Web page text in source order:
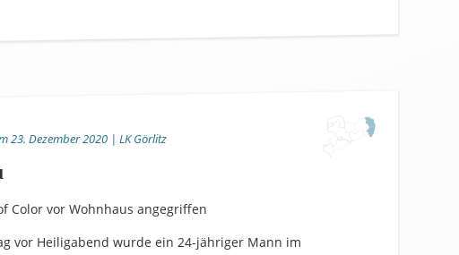
23. Dezember 2020 | LK Görlitz
Color vor Wohnhaus angegriffen
vor Heiligabend wurde ein 24-jähriger Mann im